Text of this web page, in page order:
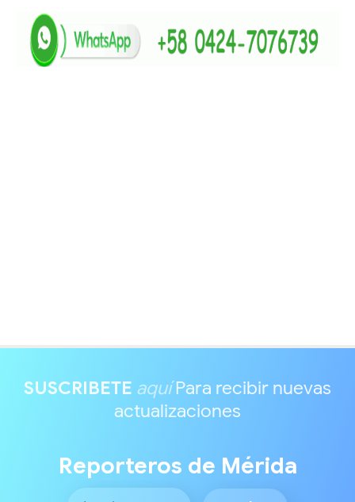
SUSCRIBETE aquíPara recibir nuevas
actualizaciones
Reporteros de Mérida